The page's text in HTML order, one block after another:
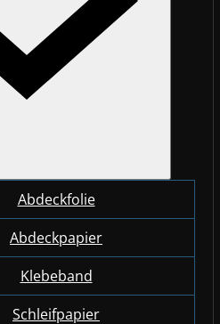
Abdeckfolie
Abdeckpapier
Klebeband
Schleifpapier